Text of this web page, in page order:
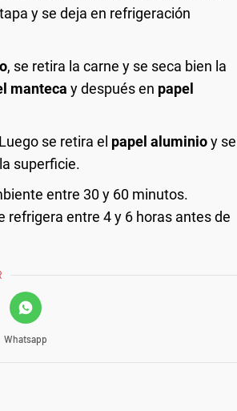
y se deja en refrigeración
, se retira la carne y se seca bien la
manteca y después en papel
se retira el papel aluminioy se
superficie.
entre 30 y 60 minutos.
refrigera entre 4 y 6 horas antes de
Whatsapp